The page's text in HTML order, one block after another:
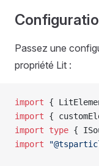
Passez une
propriété Lit :
import {
import {
import type {
import